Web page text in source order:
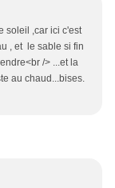
soleil ,car ici c'est
, et le sable si fin
/> ...et la
au chaud...bises.